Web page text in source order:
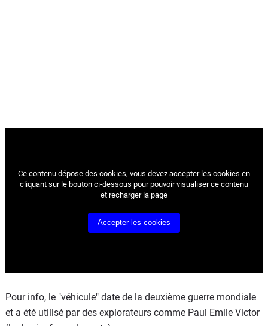
Ce contenu dépose des cookies, vous devez accepter les cookies en
cliquant sur le bouton ci-dessous pour pouvoir visualiser ce contenu
et recharger la page
Accepter les cookies
Pour info, le "véhicule" date de la deuxième guerre mondiale
et a été utilisé par des explorateurs comme Paul Emile Victor